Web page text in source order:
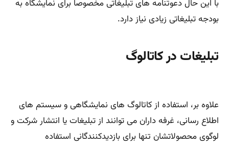
با این حال دعوتنامه های تبلیغاتی مخصوصا برای نمایشگاه به
بودجه تبلیغاتی زیادی نیاز دارد.
تبلیغات در کاتالوگ
علاوه بر، استفاده از کاتالوگ های نمایشگاهی و سیستم های
اطلاع رسانی، غرفه داران می توانند از تبلیغات یا انتشار شرکت و
لوگوی محصولاتشان تنها برای بازدیدکنندگانی استفاده